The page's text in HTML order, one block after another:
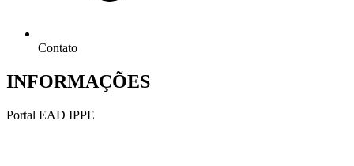
Contato
INFORMAÇÕES
Portal EAD IPPE